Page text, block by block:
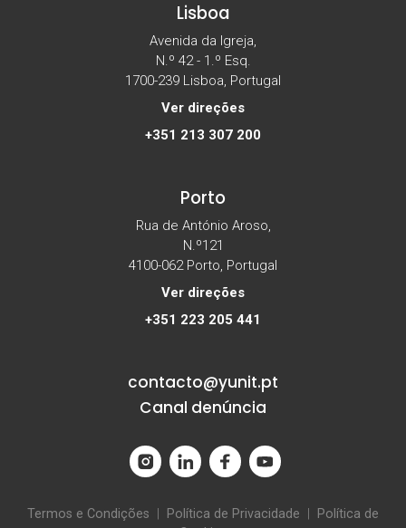
Lisboa
Avenida da Igreja,
N.º 42 - 1.º Esq.
1700-239 Lisboa, Portugal
Ver direções
+351 213 307 200
Porto
Rua de António Aroso,
N.º121
4100-062 Porto, Portugal
Ver direções
+351 223 205 441
contacto@yunit.pt
Canal denúncia
Termos e Condições Política de Privacidade
Política de